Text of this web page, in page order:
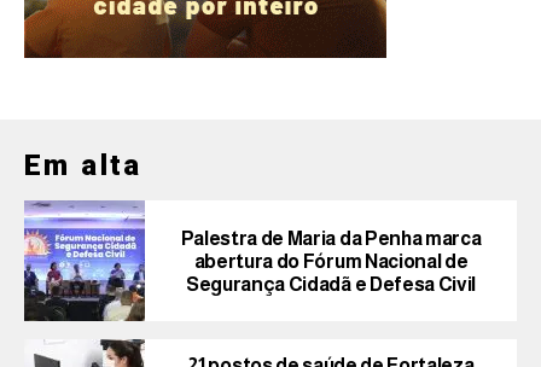
Em alta
Palestra de Maria da Penha marca
abertura do Fórum Nacional de
Segurança Cidadã e Defesa Civil